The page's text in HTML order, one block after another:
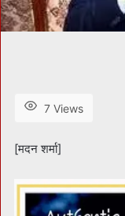
7 Views
[मदन शर्मा]